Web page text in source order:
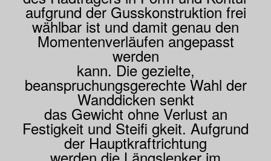
aufgrund der Gusskonstruktion frei
wählbar ist und damit genau den
Momentenverläufen angepasst
werden
kann. Die gezielte,
beanspruchungsgerechte Wahl der
Wanddicken senkt
das Gewicht ohne Verlust an
Festigkeit und Steifi gkeit. Aufgrund
der Hauptkraftrichtung